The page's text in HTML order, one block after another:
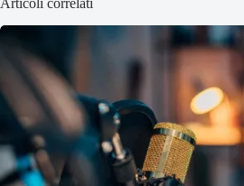
Articoli correlati